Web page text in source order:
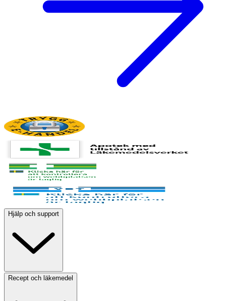
Hjälp och support
Recept och läkemedel